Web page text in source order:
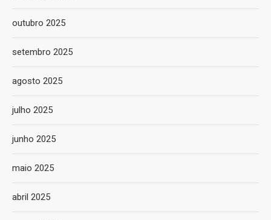
outubro 2025
setembro 2025
agosto 2025
julho 2025
junho 2025
maio 2025
abril 2025